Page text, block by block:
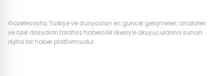
Gazetesayfa, Türkiye ve dünyadan en güncel gelişmeleri, analizleri
ve özel dosyaları tarafsız habercilik ilkesiyle okuyucularına sunan
dijital bir haber platformudur.